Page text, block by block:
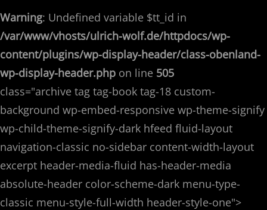
Warning: Undefined variable $tt_id in
/var/www/vhosts/ulrich-wolf.de/httpdocs/wp-
content/plugins/wp-display-header/class-obenland-
wp-display-header.php on line 505
class="archive tag tag-book tag-18 custom-
background wp-embed-responsive wp-theme-signify
wp-child-theme-signify-dark hfeed fluid-layout
navigation-classic no-sidebar content-width-layout
excerpt header-media-fluid has-header-media
absolute-header color-scheme-dark menu-type-
classic menu-style-full-width header-style-one">